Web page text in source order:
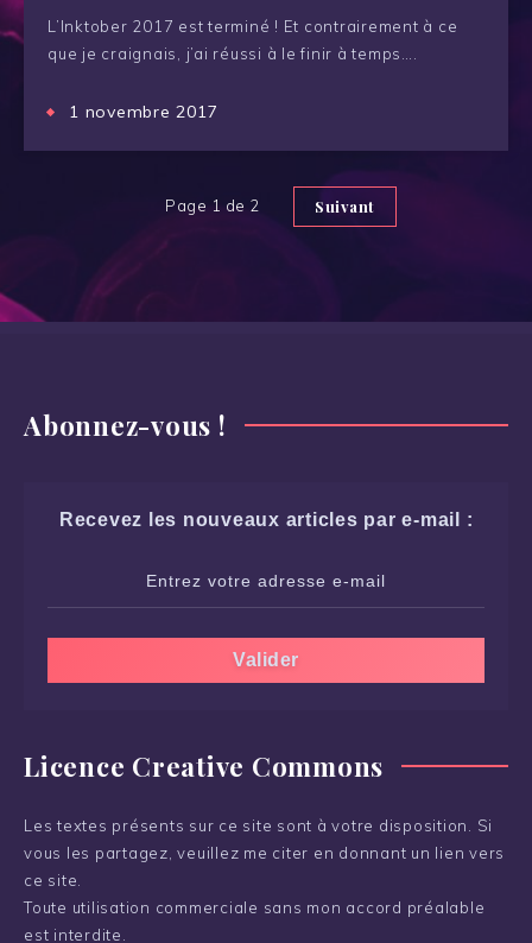
L’Inktober 2017 est terminé ! Et contrairement à ce
que je craignais, j’ai réussi à le finir à temps….
1 novembre 2017
Page 1 de 2 Suivant
Abonnez-vous !
Recevez les nouveaux articles par e-mail :
Licence Creative Commons
Les textes présents sur ce site sont à votre disposition. Si
vous les partagez, veuillez me citer en donnant un lien vers
ce site.
Toute utilisation commerciale sans mon accord préalable
est interdite.